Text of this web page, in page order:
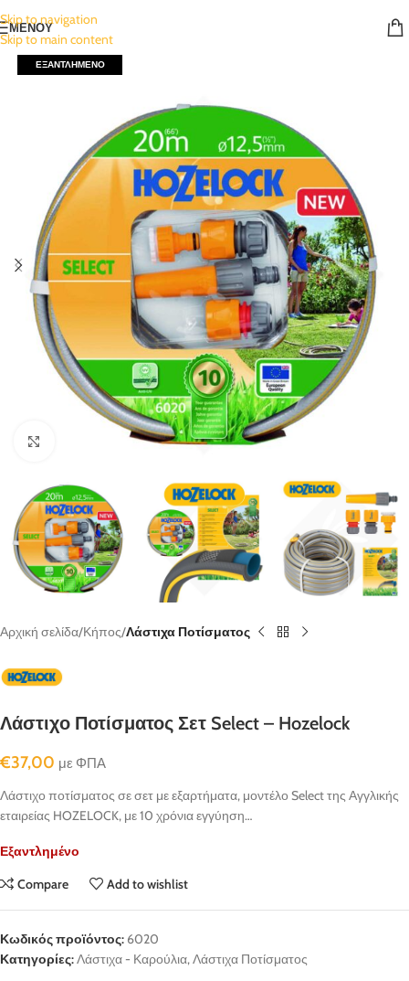
Skip to navigation
Skip to main content
ΜΕΝΟΥ
ΕΞΑΝΤΛΗΜΈΝΟ
κλικ για μεγένθυνση
Αρχική σελίδα Κήπος Λάστιχα Ποτίσματος
Λάστιχο Ποτίσματος Σετ Select – Hozelock
€37,00 με ΦΠΑ
Λάστιχο ποτίσματος σε σετ με εξαρτήματα, μοντέλο Select της Αγγλικής
εταιρείας HOZELOCK, με 10 χρόνια εγγύηση…
Εξαντλημένο
Compare
Add to wishlist
Κωδικός προϊόντος: 6020
Κατηγορίες:Λάστιχα - Καρούλια,Λάστιχα Ποτίσματος